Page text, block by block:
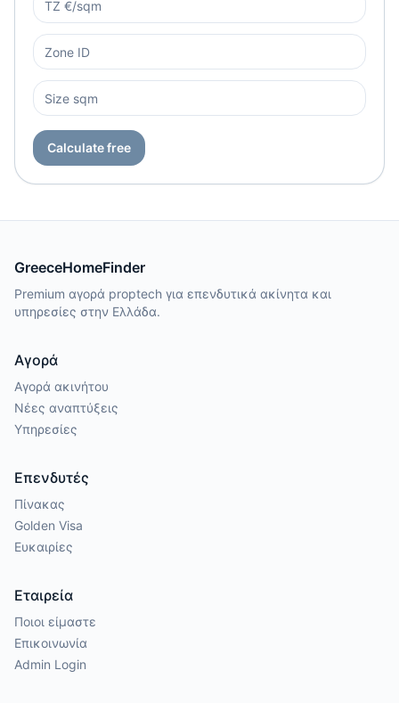
Calculate free
GreeceHomeFinder
Premium αγορά proptech για επενδυτικά ακίνητα και
υπηρεσίες στην Ελλάδα.
Αγορά
Αγορά ακινήτου
Νέες αναπτύξεις
Υπηρεσίες
Επενδυτές
Πίνακας
Golden Visa
Ευκαιρίες
Εταιρεία
Ποιοι είμαστε
Επικοινωνία
Admin Login